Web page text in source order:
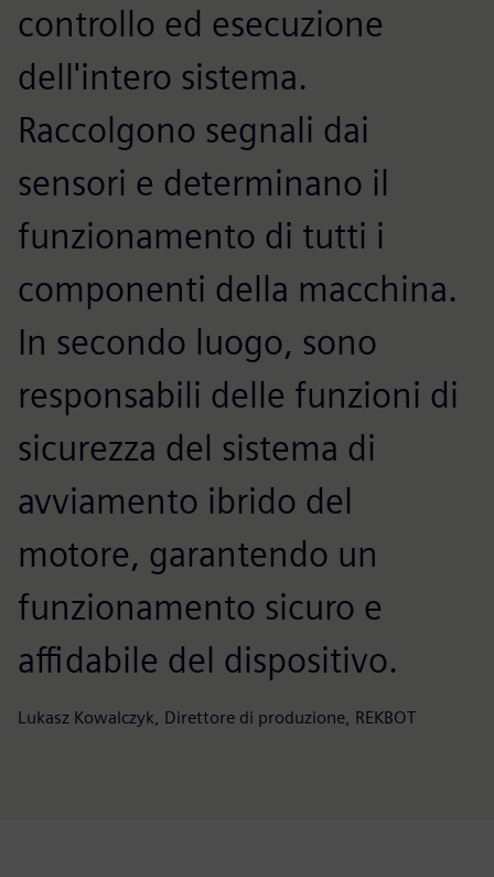
controllo ed esecuzione
dell'intero sistema.
Raccolgono segnali dai
sensori e determinano il
funzionamento di tutti i
componenti della macchina.
In secondo luogo, sono
responsabili delle funzioni di
sicurezza del sistema di
avviamento ibrido del
motore, garantendo un
funzionamento sicuro e
affidabile del dispositivo.
Lukasz Kowalczyk, Direttore di produzione, REKBOT